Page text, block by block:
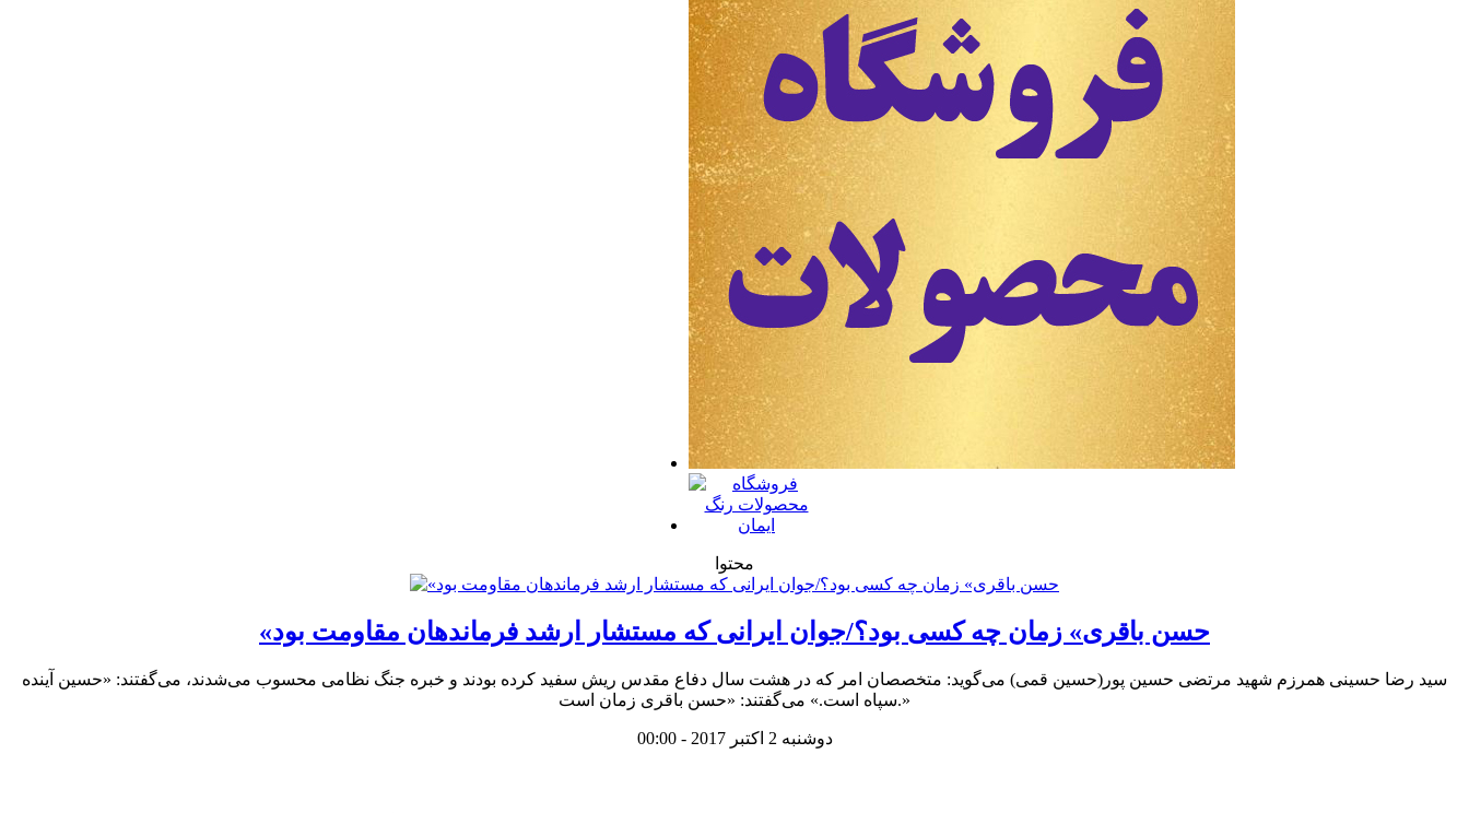
محتوا
«حسن باقری» زمان چه کسی بود؟/جوان ایرانی که مستشار ارشد فرماندهان مقاومت بود
سید رضا حسینی همرزم شهید مرتضی حسین پور(حسین قمی) می‌گوید: متخصصان امر که در هشت سال دفاع مقدس ریش سفید کرده بودند و خبره جنگ نظامی محسوب می‌شدند، می‌گفتند: «حسین آینده
سپاه است.» می‌گفتند: «حسن باقری زمان است.»
دوشنبه 2 اکتبر 2017 - 00:00